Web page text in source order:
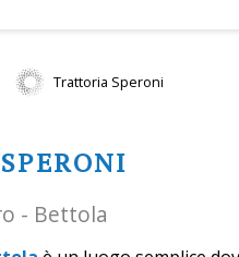
Trattoria Speroni
- Bettola